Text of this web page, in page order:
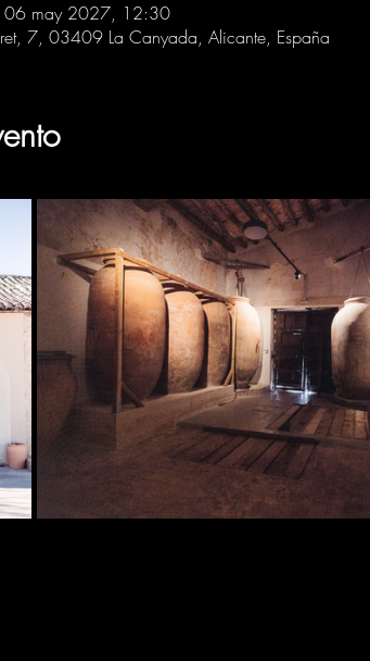
may 2027, 12:30
7, 03409 La Canyada, Alicante, España